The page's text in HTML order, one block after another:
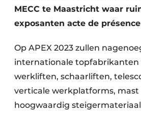
MECC te Maastricht waar
exposanten acte de
Op APEX 2023 zullen
internationale topfabrikanten
werkliften, schaarliften,
verticale werkplatforms, mast
hoogwaardig